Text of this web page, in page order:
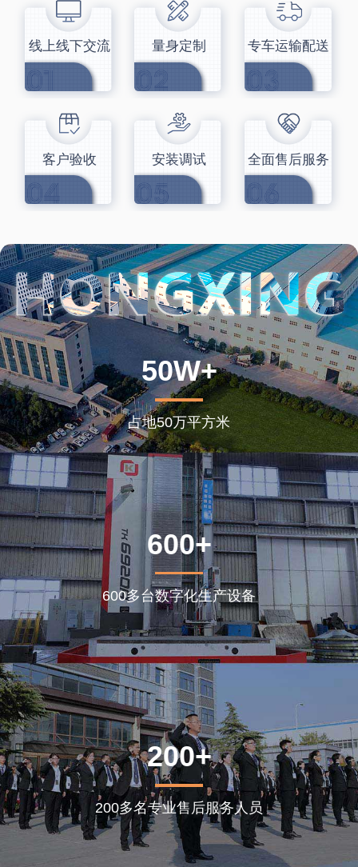
线上线下交流 量身定制 专车运输配送
客户验收 安装调试 全面售后服务
50W+
占地50万平方米
600+
600多台数字化生产设备
200+
200多名专业售后服务人员